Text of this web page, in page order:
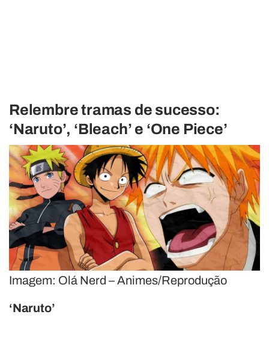
Relembre tramas de sucesso:
‘Naruto’, ‘Bleach’ e ‘One Piece’
Imagem: Olá Nerd – Animes/Reprodução
‘Naruto’